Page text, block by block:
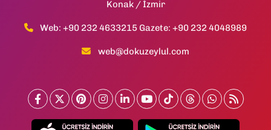
Konak / İzmir
Web: +90 232 4633215 Gazete: +90 232 4048989
web@dokuzeylul.com